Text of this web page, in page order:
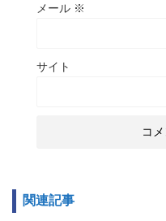
メール ※
サイト
関連記事